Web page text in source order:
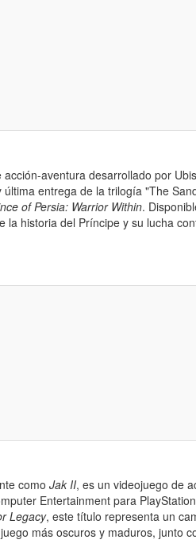
aventura desarrollado por
entrega de la trilogía "The
of Persia: Warrior Within.
la historia del Príncipe y su lucha
como Jak II, es un videojuego de
Entertainment para
Legacy, este título representa un
más oscuros y maduros, junto